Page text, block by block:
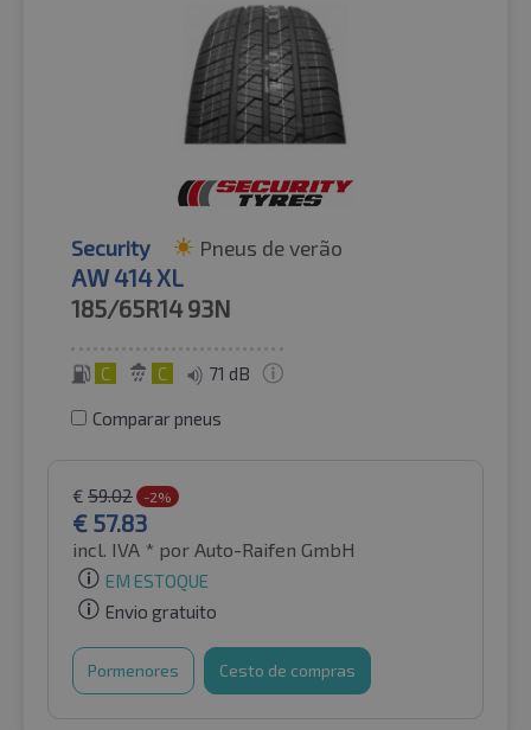
Security Pneus de verão
AW 414 XL
185/65R14 93N
C C 71 dB
Comparar pneus
€ 59.02 -2%
€ 57.83
incl. IVA * por Auto-Raifen GmbH
EM ESTOQUE
Envio gratuito
Pormenores Cesto de compras